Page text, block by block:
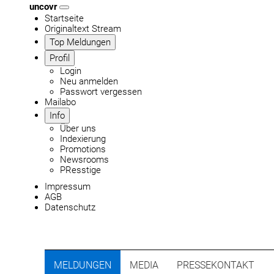
uncovr
Startseite
Originaltext Stream
Top Meldungen
Profil
Login
Neu anmelden
Passwort vergessen
Mailabo
Info
Über uns
Indexierung
Promotions
Newsrooms
PResstige
Impressum
AGB
Datenschutz
MELDUNGEN MEDIA PRESSEKONTAKT